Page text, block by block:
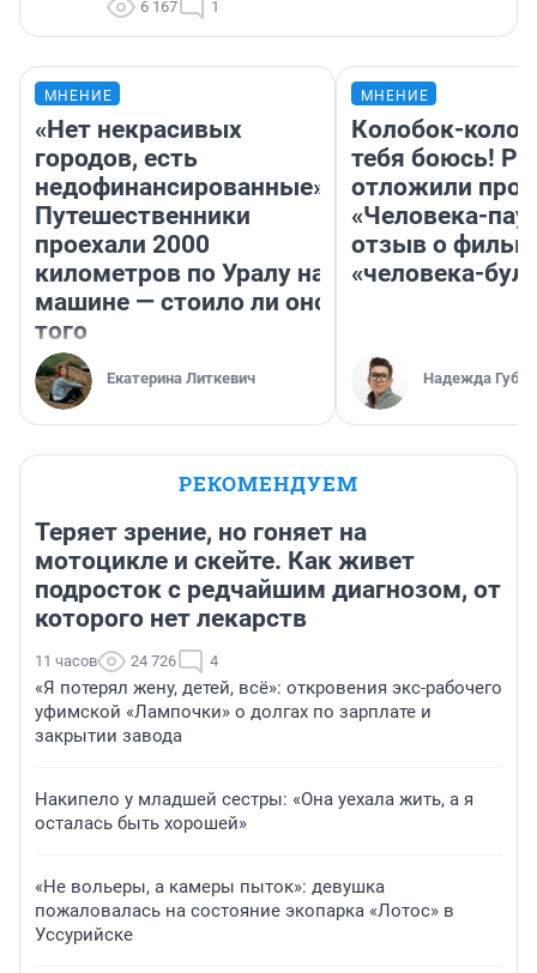
6 167 1
МНЕНИЕ
«Нет некрасивых
городов, есть
недофинансированные».
Путешественники
проехали 2000
километров по Уралу на
машине — стоило ли оно
того
Екатерина Литкевич
МНЕНИЕ
Колобок-
тебя боюсь!
отложили
«Человека-
отзыв о
«человека-
Надежда
РЕКОМЕНДУЕМ
Теряет зрение, но гоняет на
мотоцикле и скейте. Как живет
подросток с редчайшим диагнозом, от
которого нет лекарств
11 часов 24 726 4
«Я потерял жену, детей, всё»: откровения экс-рабочего
уфимской «Лампочки» о долгах по зарплате и
закрытии завода
Накипело у младшей сестры: «Она уехала жить, а я
осталась быть хорошей»
«Не вольеры, а камеры пыток»: девушка
пожаловалась на состояние экопарка «Лотос» в
Уссурийске